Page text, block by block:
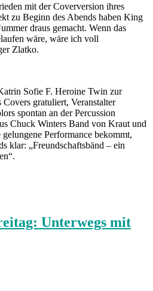
mit der Coverversion ihres
zu Beginn des Abends haben King
draus gemacht. Wenn das
wäre, wäre ich voll
Zlatko.
Sofie F. Heroine Twin zur
gratuliert, Veranstalter
spontan an der Percussion
Chuck Winters Band von Kraut und
Performance bekommt,
klar: „Freundschaftsbänd – ein
Unterwegs mit